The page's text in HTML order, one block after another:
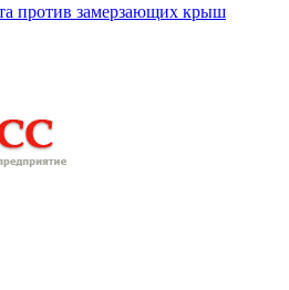
против замерзающих крыш